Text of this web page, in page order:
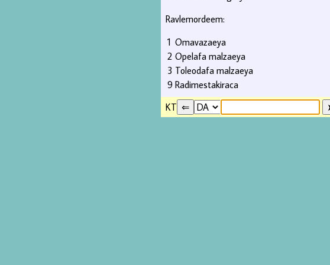
Ravlemordeem:
1 Omavazaeya
2 Opelafa malzaeya
3 Toleodafa malzaeya
9 Radimestakiraca
KT